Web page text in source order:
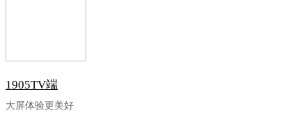
1905TV端
大屏体验更美好